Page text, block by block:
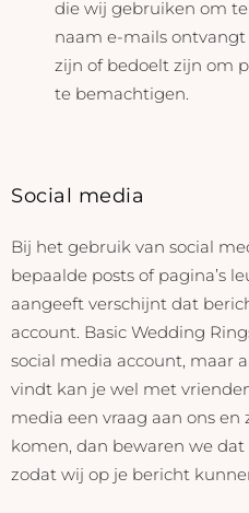
die wij gebruiken om
naam e-mails
zijn of bedoelt zijn om
te bemachtigen.
Social media
Bij het gebruik van social
bepaalde posts of pagina’s
aangeeft verschijnt dat
account. Basic Wedding
social media account, maar
vindt kan je wel met
media een vraag aan ons en
komen, dan bewaren we
zodat wij op je bericht